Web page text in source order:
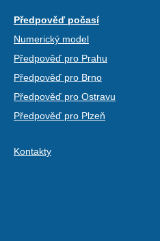
Předpověď počasí
Numerický model
Předpověď pro Prahu
Předpověď pro Brno
Předpověď pro Ostravu
Předpověď pro Plzeň
Kontakty